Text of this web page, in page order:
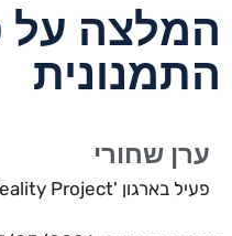
המלצה על
התמנונית
ערן שחורי
פעיל בארגון 'Climate Reality Project' שהקים אל גור.